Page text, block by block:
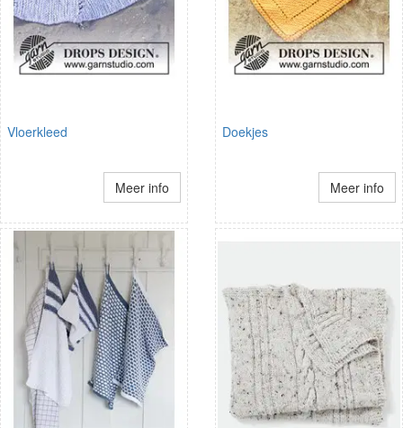
Vloerkleed
Meer info
Doekjes
Meer info